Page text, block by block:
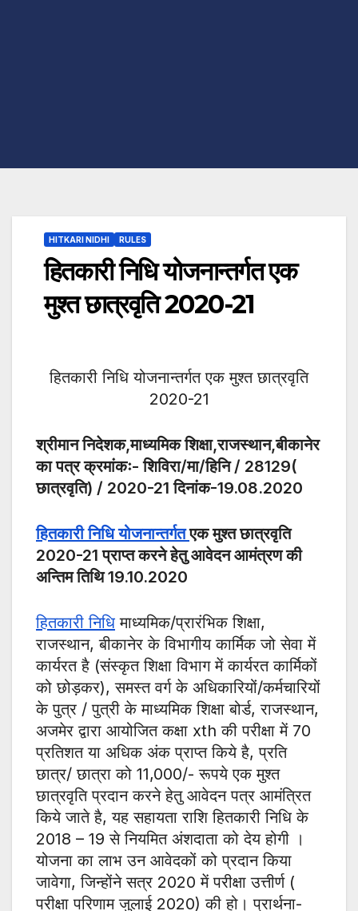
HITKARI NIDHI RULES
हितकारी निधि योजनान्तर्गत एक
मुश्त छात्रवृति 2020-21
हितकारी निधि योजनान्तर्गत एक मुश्त छात्रवृति
2020-21
श्रीमान निदेशक,माध्यमिक शिक्षा,राजस्थान,बीकानेर
का पत्र क्रमांकः- शिविरा/मा/हिनि / 28129(
छात्रवृति) / 2020-21 दिनांक-19.08.2020
हितकारी निधि योजनान्तर्गतएक मुश्त छात्रवृति
2020-21 प्राप्त करने हेतु आवेदन आमंत्रण की
अन्तिम तिथि 19.10.2020
हितकारी निधि माध्यमिक/प्रारंभिक शिक्षा,
राजस्थान, बीकानेर के विभागीय कार्मिक जो सेवा में
कार्यरत है (संस्कृत शिक्षा विभाग में कार्यरत कार्मिकों
को छोड़कर), समस्त वर्ग के अधिकारियों/कर्मचारियों
के पुत्र / पुत्री के माध्यमिक शिक्षा बोर्ड, राजस्थान,
अजमेर द्वारा आयोजित कक्षा xth की परीक्षा में 70
प्रतिशत या अधिक अंक प्राप्त किये है, प्रति
छात्र/ छात्रा को 11,000/- रूपये एक मुश्त
छात्रवृति प्रदान करने हेतु आवेदन पत्र आमंत्रित
किये जाते है, यह सहायता राशि हितकारी निधि के
2018 – 19 से नियमित अंशदाता को देय होगी ।
योजना का लाभ उन आवेदकों को प्रदान किया
जावेगा, जिन्होंने सत्र 2020 में परीक्षा उत्तीर्ण (
परीक्षा परिणाम जुलाई 2020) की हो। प्रार्थना-